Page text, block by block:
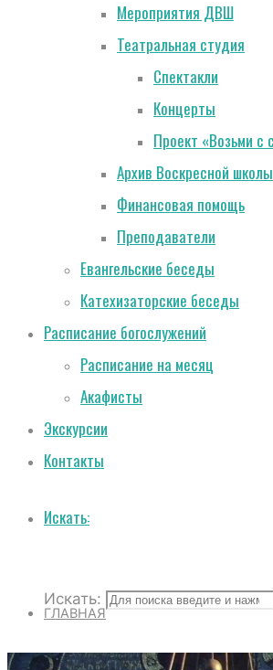
Мероприятия ДВШ
Театральная студия
Спектакли
Концерты
Проект «Возьми с
Архив Воскресной школы
Финансовая помощь
Преподаватели
Евангельские беседы
Катехизаторские беседы
Расписание богослужений
Расписание на месяц
Акафисты
Экскурсии
Контакты
Искать:
Искать:
ГЛАВНАЯ